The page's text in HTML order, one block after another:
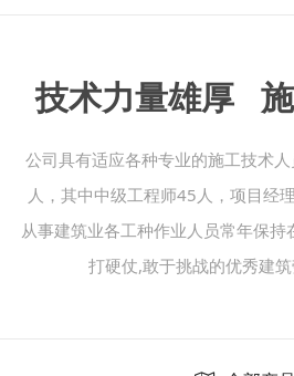
技术力量雄厚
公司具有适应各种专业的施工技术
人，其中中级工程师45人，项目经
从事建筑业各工种作业人员常年保
打硬仗,敢于挑战的优秀建筑